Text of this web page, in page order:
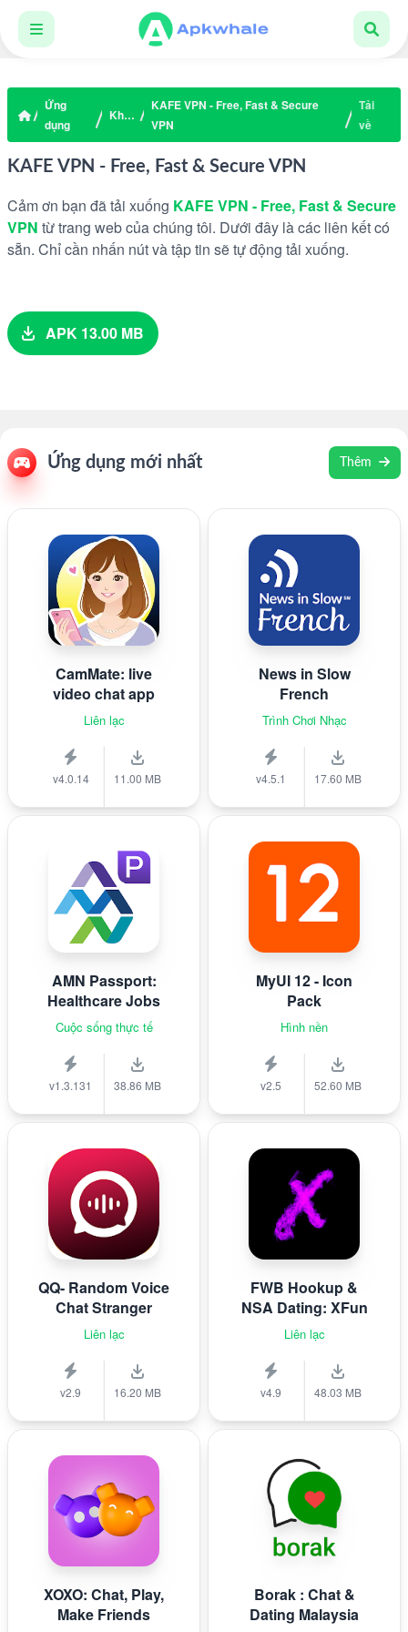
Ứng
dụng
Khác
KAFE VPN - Free, Fast & Secure
VPN
Tải
về
KAFE VPN - Free, Fast & Secure VPN
Cảm ơn bạn đã tải xuống KAFE VPN - Free, Fast & Secure
VPN từ trang web của chúng tôi. Dưới đây là các liên kết có
sẵn. Chỉ cần nhấn nút và tập tin sẽ tự động tải xuống.
APK 13.00 MB
Ứng dụng mới nhất Thêm
CamMate: live
video chat app
Liên lạc
v4.0.14 11.00 MB
News in Slow
French
Trình Chơi Nhạc
v4.5.1 17.60 MB
AMN Passport:
Healthcare Jobs
Cuộc sống thực tế
v1.3.131 38.86 MB
MyUI 12 - Icon
Pack
Hình nền
v2.5 52.60 MB
QQ- Random Voice
Chat Stranger
Liên lạc
v2.9 16.20 MB
FWB Hookup &
NSA Dating: XFun
Liên lạc
v4.9 48.03 MB
XOXO: Chat, Play,
Make Friends
Borak : Chat &
Dating Malaysia